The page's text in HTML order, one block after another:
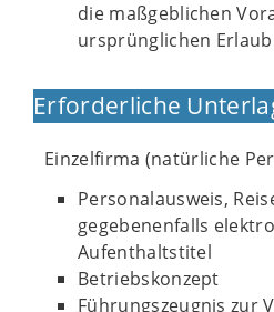
die maßgeblichen
ursprünglichen
Erforderliche
Einzelfirma (natürliche
Personalausweis,
gegebenenfalls
Aufenthaltstitel
Betriebskonzept
Führungszeugnis zur